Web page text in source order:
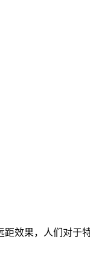
效果，人们对于